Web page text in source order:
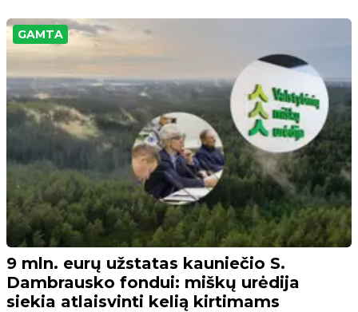
GAMTA
9 mln. eurų užstatas kauniečio S.
Dambrausko fondui: miškų urėdija
siekia atlaisvinti kelią kirtimams